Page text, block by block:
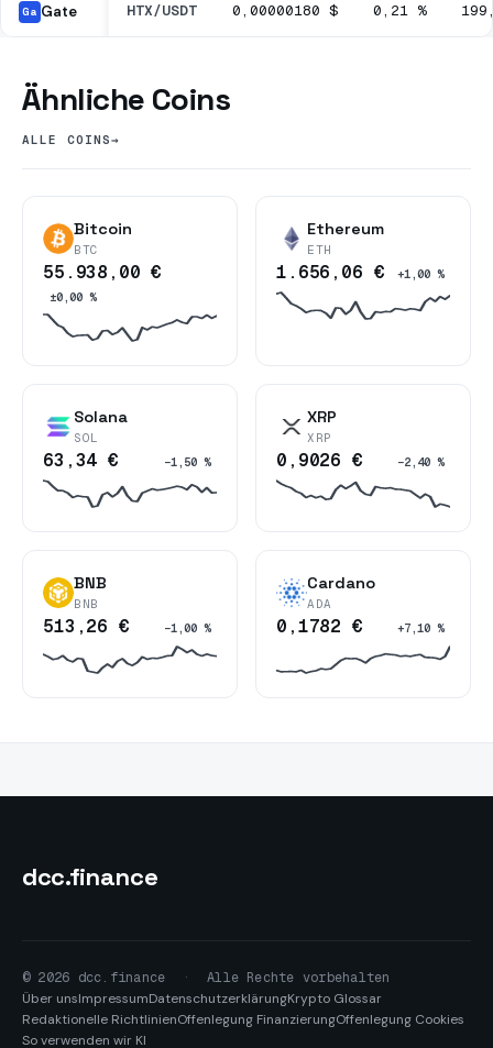
Ga Gate HTX/USDT 0,00000180 $ 0,21 %
Ähnliche Coins
ALLE COINS→
Bitcoin
BTC
55.938,00 €
±0,00 %
Ethereum
ETH
1.656,06 € +1,00 %
Solana
SOL
63,34 € −1,50 %
XRP
XRP
0,9026 € −2,40 %
BNB
BNB
513,26 € −1,00 %
Cardano
ADA
0,1782 € +7,10 %
dcc.finance
© 2026 dcc.finance ·
Alle Rechte vorbehalten
Über unsImpressumDatenschutzerklärungKrypto Glossar
Redaktionelle RichtlinienOffenlegung FinanzierungOffenlegung Cookies
So verwenden wir KI